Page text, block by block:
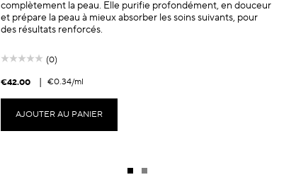
complètement la peau. Elle purifie profondément, en douceur
et prépare la peau à mieux absorber les soins suivants, pour
des résultats renforcés.
(0)
€42.00 | €0.34/ml
AJOUTER AU PANIER